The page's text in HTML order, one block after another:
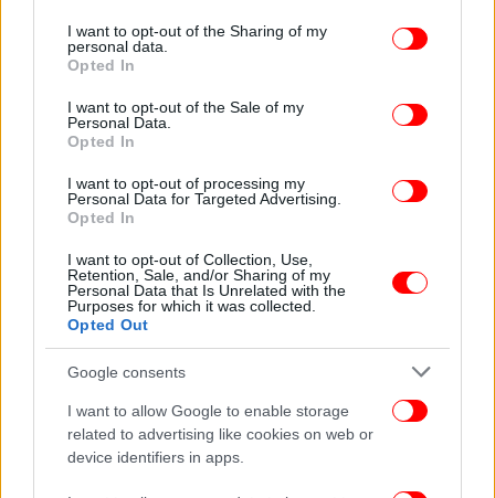
not limited to your visit or usage behaviour. You may click to
grant or deny consent to Google and its third-party tags to
use your data for below specified purposes in below Google
consent section.
I want to opt-out of the Sharing of my
personal data.
Opted In
I want to opt-out of the Sale of my
Personal Data.
Opted In
I want to opt-out of processing my
Personal Data for Targeted Advertising.
Opted In
I want to opt-out of Collection, Use,
Retention, Sale, and/or Sharing of my
Personal Data that Is Unrelated with the
Purposes for which it was collected.
Opted Out
Google consents
I want to allow Google to enable storage
related to advertising like cookies on web or
device identifiers in apps.
ανέφερε πως ο αποκλεισμός θα τίθονταν σε ισχύ
στις 17.00 ώρα Ελλάδας σήμερα.
Μπλόκο στα λιμάνια του Ιράν
«Οποιοδήποτε πλοίο εισέρχεται ή εξέρχεται από
την αποκλεισμένη περιοχή χωρίς άδεια θα
υπόκειται σε αναχαίτιση, αλλαγή πορείας και